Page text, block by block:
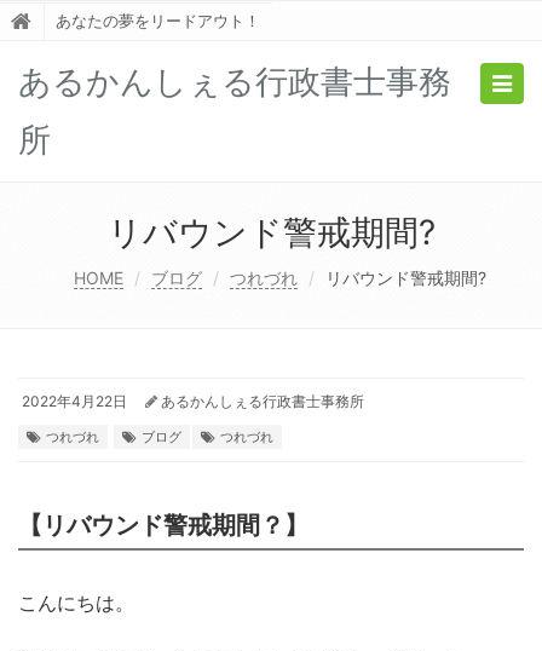
あなたの夢をリードアウト！
あるかんしぇる行政書士事務
所
リバウンド警戒期間?
HOME ブログ つれづれ リバウンド警戒期間?
2022年4月22日 あるかんしぇる行政書士事務所
つれづれ ブログ つれづれ
【リバウンド警戒期間？】
こんにちは。